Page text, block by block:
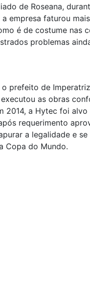
de Roseana,
a empresa faturou
é de costume nas
problemas
prefeito de
as obras
2014, a Hytec foi
requerimento
a legalidade e se
Copa do Mundo.